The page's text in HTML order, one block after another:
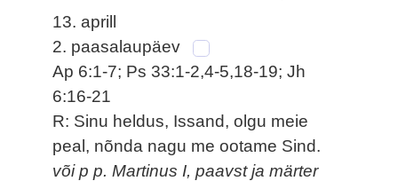
13. aprill
2. paasalaupäev
Ap 6:1-7; Ps 33:1-2,4-5,18-19; Jh
6:16-21
R: Sinu heldus, Issand, olgu meie
peal, nõnda nagu me ootame Sind.
või p p. Martinus I, paavst ja märter